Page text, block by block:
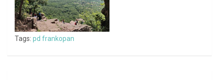
Tags: pd frankopan